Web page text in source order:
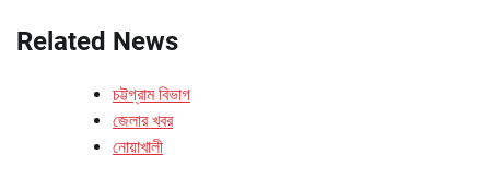
Related News
চট্টগ্রাম বিভাগ
জেলার খবর
নোয়াখালী